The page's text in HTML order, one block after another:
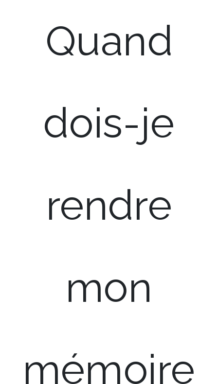
Quand
dois-je
rendre
mon
mémoire